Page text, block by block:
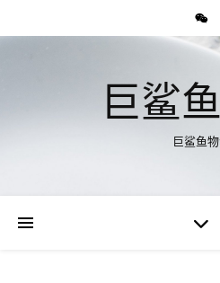
巨鲨
巨鲨鱼